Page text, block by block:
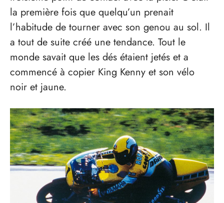
la première fois que quelqu’un prenait
l’habitude de tourner avec son genou au sol. Il
a tout de suite créé une tendance. Tout le
monde savait que les dés étaient jetés et a
commencé à copier King Kenny et son vélo
noir et jaune.